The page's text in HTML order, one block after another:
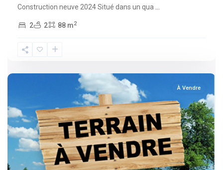
Construction neuve 2024 Situé dans un qua
2 2 88 m2
Fribourg
À Vendre